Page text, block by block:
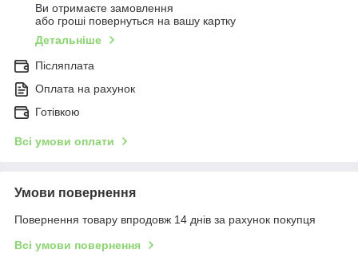
Ви отримаєте замовлення
або гроші повернуться на вашу картку
Детальніше
Післяплата
Оплата на рахунок
Готівкою
Всі умови оплати
Умови повернення
Повернення товару впродовж 14 днів за рахунок покупця
Всі умови повернення